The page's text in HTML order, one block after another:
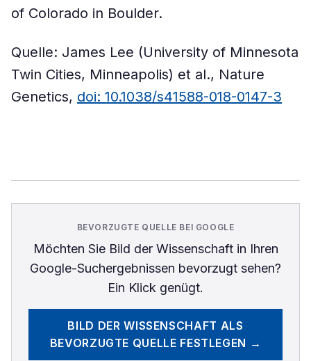
of Colorado in Boulder.
Quelle: James Lee (University of Minnesota
Twin Cities, Minneapolis) et al., Nature
Genetics, doi: 10.1038/s41588-018-0147-3
BEVORZUGTE QUELLE BEI GOOGLE
Möchten Sie Bild der Wissenschaftin Ihren
Google-Suchergebnissen bevorzugt sehen?
Ein Klick genügt.
BILD DER WISSENSCHAFT ALS
BEVORZUGTE QUELLE FESTLEGEN →